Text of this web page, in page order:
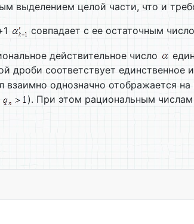
выделением целой части, что и
совпадает с ее остаточным
действительное число
дроби соответствует единственное
однозначно отображается
). При этом рациональным числам